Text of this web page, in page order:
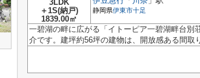
3LDK
＋1S(納戸)
1839.00㎡
静岡県伊東市十足
一碧湖の畔に広がる「イトーピア一碧湖畔台別
介です。建坪約56坪の建物は、開放感ある間取